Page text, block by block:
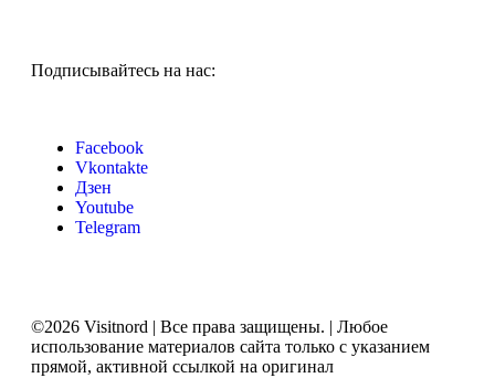
Подписывайтесь на нас:
Facebook
Vkontakte
Дзен
Youtube
Telegram
©2026 Visitnord | Все права защищены. | Любое
использование материалов сайта только с указанием
прямой, активной ссылкой на оригинал